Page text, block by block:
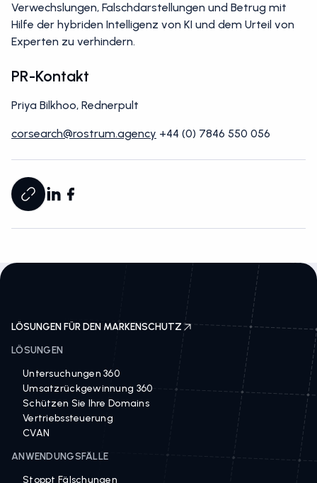
Verwechslungen, Falschdarstellungen und Betrug mit
Hilfe der hybriden Intelligenz von KI und dem Urteil von
Experten zu verhindern.
PR-Kontakt
Priya Bilkhoo, Rednerpult
corsearch@rostrum.agency +44 (0) 7846 550 056
LÖSUNGEN FÜR DEN MARKENSCHUTZ
LÖSUNGEN
Untersuchungen 360
Umsatzrückgewinnung 360
Schützen Sie Ihre Domains
Vertriebssteuerung
CVAN
ANWENDUNGSFÄLLE
Stoppt Fälschungen